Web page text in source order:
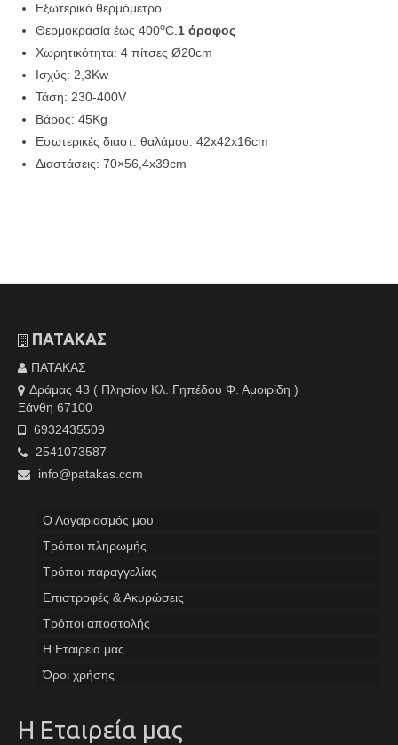
Εξωτερικό θερμόμετρο.
Θερμοκρασία έως 400οC. 1 όροφος
Χωρητικότητα: 4 πίτσες Ø20cm
Ισχύς: 2,3Kw
Τάση: 230-400V
Βάρος: 45Kg
Εσωτερικές διαστ. θαλάμου: 42x42x16cm
Διαστάσεις: 70×56,4x39cm
ΠΑΤΑΚΑΣ
ΠΑΤΑΚΑΣ
Δράμας 43 ( Πλησίον Κλ. Γηπέδου Φ. Αμοιρίδη )
Ξάνθη 67100
6932435509
2541073587
info@patakas.com
Ο Λογαριασμός μου
Tρόποι πληρωμής
Τρόποι παραγγελίας
Επιστροφές & Ακυρώσεις
Τρόποι αποστολής
Η Εταιρεία μας
Όροι χρήσης
Η Εταιρεία μας